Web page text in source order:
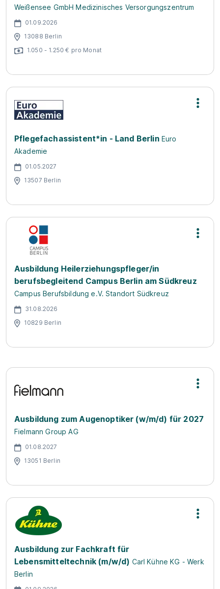
Weißensee GmbH Medizinisches Versorgungszentrum
01.09.2026
13088 Berlin
1.050 - 1.250 € pro Monat
Pflegefachassistent*in - Land Berlin Euro
Akademie
01.05.2027
13507 Berlin
Ausbildung Heilerziehungspfleger/in
berufsbegleitend Campus Berlin am Südkreuz
Campus Berufsbildung e.V. Standort Südkreuz
31.08.2026
10829 Berlin
Ausbildung zum Augenoptiker (w/m/d) für 2027
Fielmann Group AG
01.08.2027
13051 Berlin
Ausbildung zur Fachkraft für
Lebensmitteltechnik (m/w/d) Carl Kühne KG - Werk
Berlin